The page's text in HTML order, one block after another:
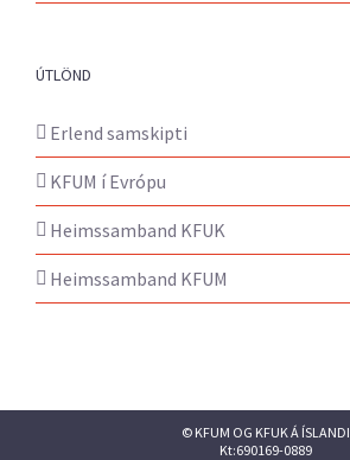
ÚTLÖND
Erlend samskipti
KFUM í Evrópu
Heimssamband KFUK
Heimssamband KFUM
© KFUM OG KFUK Á ÍSLANDI
Kt:690169-0889